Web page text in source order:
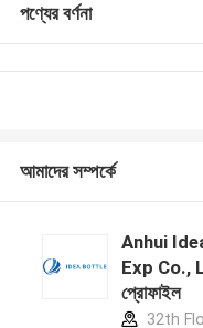
পণ্যের বর্ণনা
আমাদের সম্পর্কে
Anhui
Exp Co.,
প্রোফাইল
32th